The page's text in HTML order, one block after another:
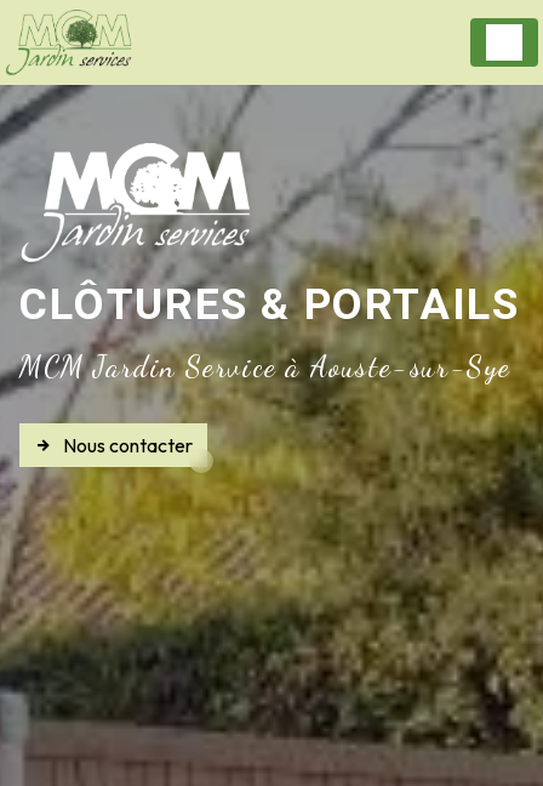
CLÔTURES & PORTAILS
MCM Jardin Service à Aouste-sur-Sye
Nous contacter
Panneau de gestion des cookies